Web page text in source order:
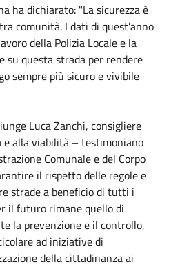
ha dichiarato: "La sicurezza è
comunità. I dati di quest’anno
della Polizia Locale e la
su questa strada per rendere
sempre più sicuro e vivibile
Luca Zanchi, consigliere
e alla viabilità – testimoniano
Comunale e del Corpo
il rispetto delle regole e
strade a beneficio di tutti i
il futuro rimane quello di
la prevenzione e il controllo,
ad iniziative di
della cittadinanza ai